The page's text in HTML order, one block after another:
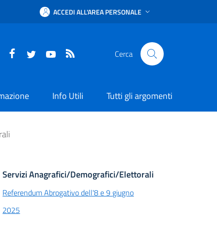
ACCEDI ALL'AREA PERSONALE
FacebookTwitter YouTube Cerca
Info Utili Tutti gli argomenti
Servizi Anagrafici/Demografici/Elettorali
Referendum Abrogativo dell'8 e 9 giugno
2025